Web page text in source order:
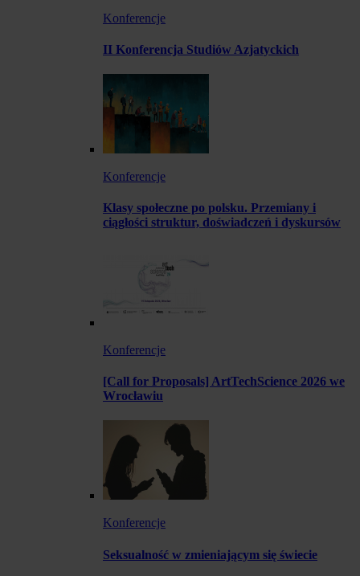
Konferencje
II Konferencja Studiów Azjatyckich
Konferencje
Klasy społeczne po polsku. Przemiany i
ciągłości struktur, doświadczeń i dyskursów
Konferencje
[Call for Proposals] ArtTechScience 2026 we
Wrocławiu
Konferencje
Seksualność w zmieniającym się świecie